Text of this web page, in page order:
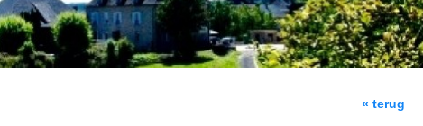
« terug